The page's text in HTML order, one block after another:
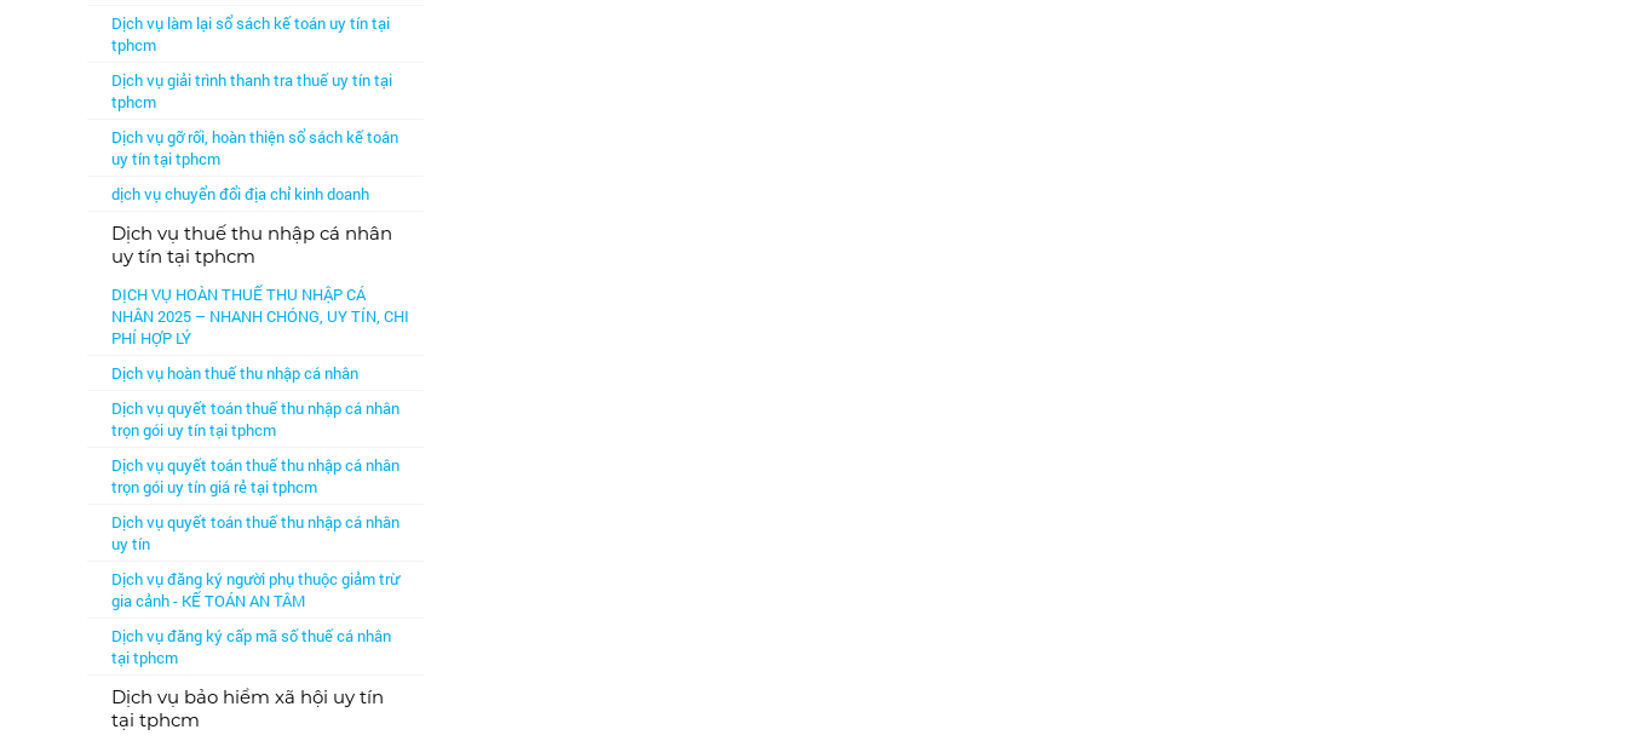
Dịch vụ làm lại sổ sách kế toán uy tín tại
tphcm
Dịch vụ giải trình thanh tra thuế uy tín tại
tphcm
Dịch vụ gỡ rối, hoàn thiện sổ sách kế toán
uy tín tại tphcm
dịch vụ chuyển đổi địa chỉ kinh doanh
Dịch vụ thuế thu nhập cá nhân
uy tín tại tphcm
DỊCH VỤ HOÀN THUẾ THU NHẬP CÁ
NHÂN 2025 – NHANH CHÓNG, UY TÍN, CHI
PHÍ HỢP LÝ
Dịch vụ hoàn thuế thu nhập cá nhân
Dịch vụ quyết toán thuế thu nhập cá nhân
trọn gói uy tín tại tphcm
Dịch vụ quyết toán thuế thu nhập cá nhân
trọn gói uy tín giá rẻ tại tphcm
Dịch vụ quyết toán thuế thu nhập cá nhân
uy tín
Dịch vụ đăng ký người phụ thuộc giảm trừ
gia cảnh - KẾ TOÁN AN TÂM
Dịch vụ đăng ký cấp mã số thuế cá nhân
tại tphcm
Dịch vụ bảo hiểm xã hội uy tín
tại tphcm